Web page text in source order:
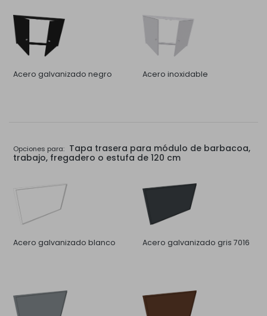
Acero galvanizado negro Acero inoxidable
Opciones para: Tapa trasera para módulo de barbacoa,
trabajo, fregadero o estufa de 120 cm
Acero galvanizado blanco Acero galvanizado gris 7016